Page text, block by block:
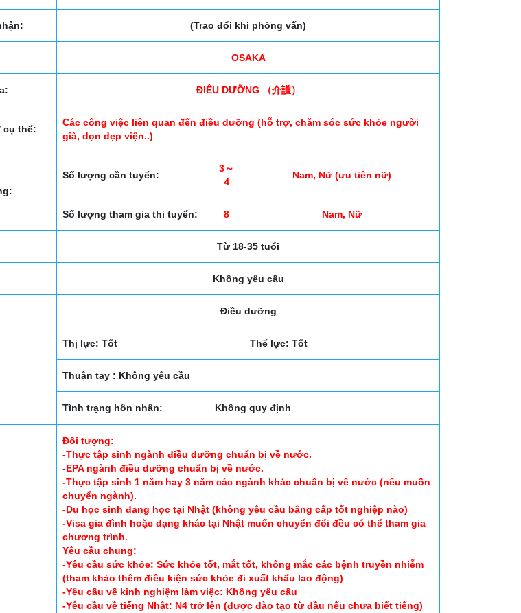
(Trao đổi khi phỏng vấn)
OSAKA
ĐIỀU DƯỠNG （介護）
cụ thể:
Các công việc liên quan đến điều dưỡng (hỗ trợ, chăm sóc sức khỏe người
già, dọn dẹp viện..)
Số lượng cần tuyển:
3～
４
Nam, Nữ (ưu tiên nữ)
Số lượng tham gia thi tuyển: 8 Nam, Nữ
Từ 18-35 tuổi
Không yêu cầu
Điều dưỡng
Thị lực: Tốt Thể lực: Tốt
Thuận tay : Không yêu cầu
Tình trạng hôn nhân: Không quy định
Đối tượng:
-Thực tập sinh ngành điều dưỡng chuẩn bị về nước.
-EPA ngành điều dưỡng chuẩn bị về nước.
-Thực tập sinh 1 năm hay 3 năm các ngành khác chuẩn bị về nước (nếu muốn
chuyển ngành).
-Du học sinh đang học tại Nhật (không yêu cầu bằng cấp tốt nghiệp nào)
-Visa gia đình hoặc dạng khác tại Nhật muốn chuyển đổi đều có thể tham gia
chương trình.
Yêu cầu chung:
-Yêu cầu sức khỏe: Sức khỏe tốt, mắt tốt, không mắc các bệnh truyền nhiễm
(tham khảo thêm điều kiện sức khỏe đi xuất khẩu lao động)
-Yêu cầu về kinh nghiệm làm việc: Không yêu cầu
-Yêu cầu về tiếng Nhật: N4 trở lên (được đào tạo từ đầu nếu chưa biết tiếng)